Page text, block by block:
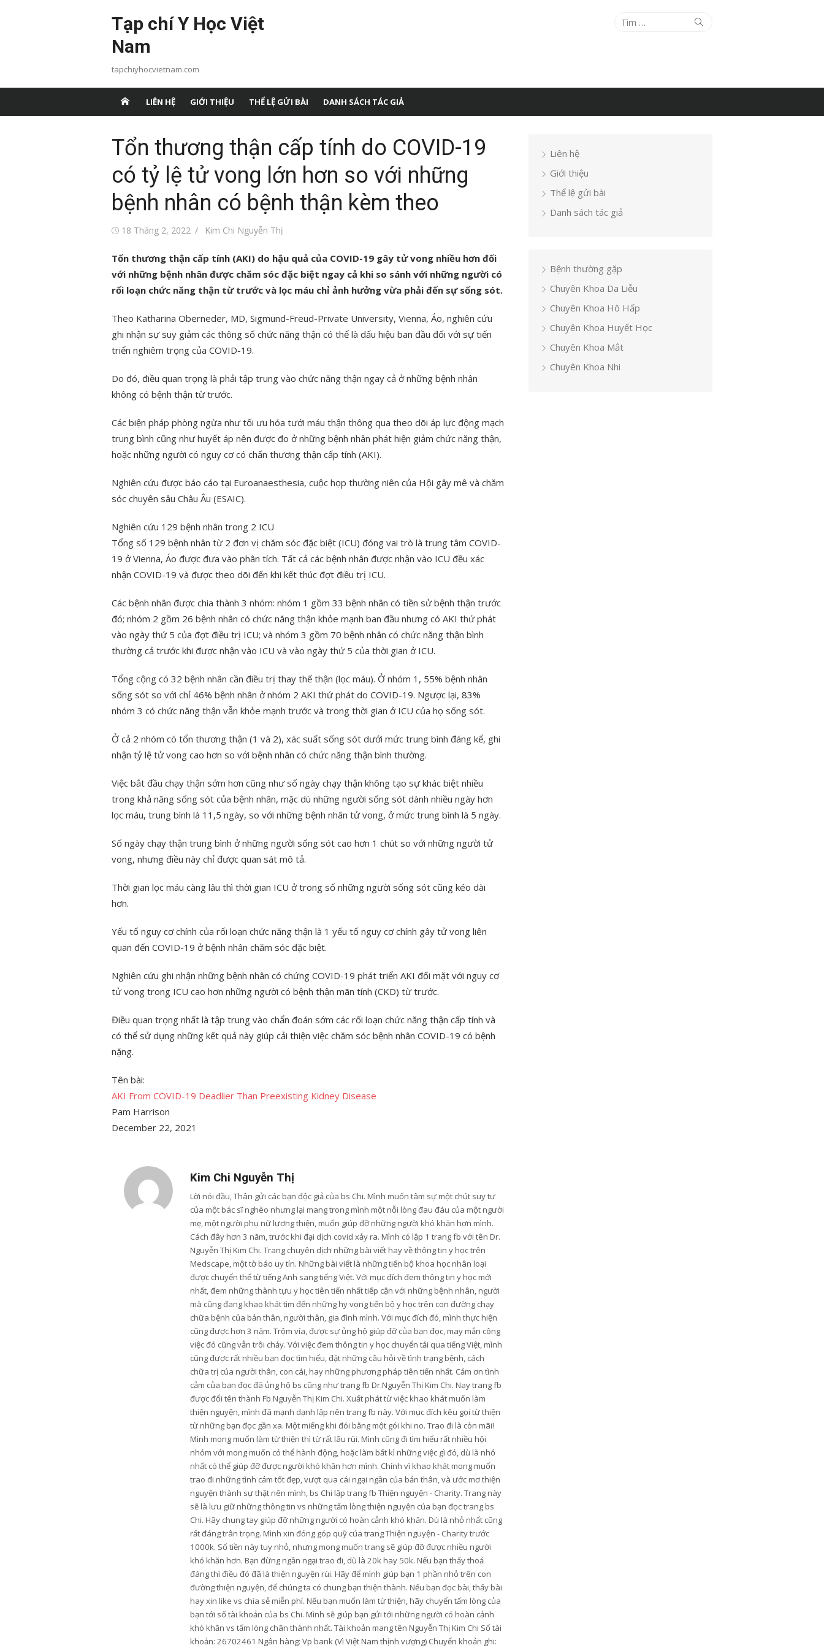
Tạp chí Y Học Việt
Nam
tapchiyhocvietnam.com
Tìm
Tìm
LIÊN HỆ GIỚI THIỆU THỂ LỆ GỬI BÀI DANH SÁCH TÁC GIẢ
Tổn thương thận cấp tính do COVID-19
có tỷ lệ tử vong lớn hơn so với những
bệnh nhân có bệnh thận kèm theo
Đăng18 Tháng 2, 2022
Tác
Kim Chi Nguyễn Thị
Tổn thương thận cấp tính (AKI) do hậu quả của COVID-19 gây tử vong nhiều hơn đối
với những bệnh nhân được chăm sóc đặc biệt ngay cả khi so sánh với những người có
rối loạn chức năng thận từ trước và lọc máu chỉ ảnh hưởng vừa phải đến sự sống sót.
Theo Katharina Oberneder, MD, Sigmund-Freud-Private University, Vienna, Áo, nghiên cứu
ghi nhận sự suy giảm các thông số chức năng thận có thể là dấu hiệu ban đầu đối với sự tiến
triển nghiêm trọng của COVID-19.
Do đó, điều quan trọng là phải tập trung vào chức năng thận ngay cả ở những bệnh nhân
không có bệnh thận từ trước.
Các biện pháp phòng ngừa như tối ưu hóa tưới máu thận thông qua theo dõi áp lực động mạch
trung bình cũng như huyết áp nên được đo ở những bệnh nhân phát hiện giảm chức năng thận,
hoặc những người có nguy cơ có chấn thương thận cấp tính (AKI).
Nghiên cứu được báo cáo tại Euroanaesthesia, cuộc họp thường niên của Hội gây mê và chăm
sóc chuyên sâu Châu Âu (ESAIC).
Nghiên cứu 129 bệnh nhân trong 2 ICU
Tổng số 129 bệnh nhân từ 2 đơn vị chăm sóc đặc biệt (ICU) đóng vai trò là trung tâm COVID-
19 ở Vienna, Áo được đưa vào phân tích. Tất cả các bệnh nhân được nhận vào ICU đều xác
nhận COVID-19 và được theo dõi đến khi kết thúc đợt điều trị ICU.
Các bệnh nhân được chia thành 3 nhóm: nhóm 1 gồm 33 bệnh nhân có tiền sử bệnh thận trước
đó; nhóm 2 gồm 26 bệnh nhân có chức năng thận khỏe mạnh ban đầu nhưng có AKI thứ phát
vào ngày thứ 5 của đợt điều trị ICU; và nhóm 3 gồm 70 bệnh nhân có chức năng thận bình
thường cả trước khi được nhận vào ICU và vào ngày thứ 5 của thời gian ở ICU.
Tổng cộng có 32 bệnh nhân cần điều trị thay thế thận (lọc máu). Ở nhóm 1, 55% bệnh nhân
sống sót so với chỉ 46% bệnh nhân ở nhóm 2 AKI thứ phát do COVID-19. Ngược lại, 83%
nhóm 3 có chức năng thận vẫn khỏe mạnh trước và trong thời gian ở ICU của họ sống sót.
Ở cả 2 nhóm có tổn thương thận (1 và 2), xác suất sống sót dưới mức trung bình đáng kể, ghi
nhận tỷ lệ tử vong cao hơn so với bệnh nhân có chức năng thận bình thường.
Việc bắt đầu chạy thận sớm hơn cũng như số ngày chạy thận không tạo sự khác biệt nhiều
trong khả năng sống sót của bệnh nhân, mặc dù những người sống sót dành nhiều ngày hơn
lọc máu, trung bình là 11,5 ngày, so với những bệnh nhân tử vong, ở mức trung bình là 5 ngày.
Số ngày chạy thận trung bình ở những người sống sót cao hơn 1 chút so với những người tử
vong, nhưng điều này chỉ được quan sát mô tả.
Thời gian lọc máu càng lâu thì thời gian ICU ở trong số những người sống sót cũng kéo dài
hơn.
Yếu tố nguy cơ chính của rối loạn chức năng thận là 1 yếu tố nguy cơ chính gây tử vong liên
quan đến COVID-19 ở bệnh nhân chăm sóc đặc biệt.
Nghiên cứu ghi nhận những bệnh nhân có chứng COVID-19 phát triển AKI đối mặt với nguy cơ
tử vong trong ICU cao hơn những người có bệnh thận mãn tính (CKD) từ trước.
Điều quan trọng nhất là tập trung vào chẩn đoán sớm các rối loạn chức năng thận cấp tính và
có thể sử dụng những kết quả này giúp cải thiện việc chăm sóc bệnh nhân COVID-19 có bệnh
nặng.
Tên bài:
AKI From COVID-19 Deadlier Than Preexisting Kidney Disease
Pam Harrison
December 22, 2021
Kim Chi Nguyễn Thị
Lời nói đầu, Thân gửi các bạn độc giả của bs Chi. Mình muốn tâm sự một chút suy tư
của một bác sĩ nghèo nhưng lại mang trong mình một nỗi lòng đau đáu của một người
mẹ, một người phụ nữ lương thiện, muốn giúp đỡ những người khó khăn hơn mình.
Cách đây hơn 3 năm, trước khi đại dịch covid xảy ra. Mình có lập 1 trang fb với tên Dr.
Nguyễn Thị Kim Chi. Trang chuyên dịch những bài viết hay về thông tin y học trên
Medscape, một tờ báo uy tín. Những bài viết là những tiến bộ khoa học nhân loại
được chuyển thể từ tiếng Anh sang tiếng Việt. Với mục đích đem thông tin y học mới
nhất, đem những thành tựu y học tiên tiến nhất tiếp cận với những bệnh nhân, người
mà cũng đang khao khát tìm đến những hy vọng tiến bộ y học trên con đường chạy
chữa bệnh của bản thân, người thân, gia đình mình. Với mục đích đó, mình thực hiện
cũng được hơn 3 năm. Trộm vía, được sự ủng hộ giúp đỡ của bạn đọc, may mắn công
việc đó cũng vẫn trôi chảy. Với việc đem thông tin y học chuyển tải qua tiếng Việt, mình
cũng được rất nhiều bạn đọc tìm hiểu, đặt những câu hỏi về tình trạng bệnh, cách
chữa trị của người thân, con cái, hay những phương pháp tiên tiến nhất. Cảm ơn tình
cảm của bạn đọc đã ủng hộ bs cũng như trang fb Dr.Nguyễn Thị Kim Chi. Nay trang fb
được đổi tên thành Fb Nguyễn Thị Kim Chi. Xuất phát từ việc khao khát muốn làm
thiện nguyện, mình đã mạnh dạnh lập nên trang fb này. Với mục đích kêu gọi từ thiện
từ những bạn đọc gần xa. Một miếng khi đói bằng một gói khi no. Trao đi là còn mãi!
Mình mong muốn làm từ thiện thì từ rất lâu rùi. Mình cũng đi tìm hiểu rất nhiều hội
nhóm với mong muốn có thể hành động, hoặc làm bất kì những việc gì đó, dù là nhỏ
nhất có thể giúp đỡ được người khó khăn hơn mình. Chính vì khao khát mong muốn
trao đi những tình cảm tốt đẹp, vượt qua cái ngại ngần của bản thân, và ước mơ thiện
nguyện thành sự thật nên mình, bs Chi lập trang fb Thiện nguyện - Charity. Trang này
sẽ là lưu giữ những thông tin vs những tấm lòng thiện nguyện của bạn đọc trang bs
Chi. Hãy chung tay giúp đỡ những người có hoàn cảnh khó khăn. Dù là nhỏ nhất cũng
rất đáng trân trọng. Mình xin đóng góp quỹ của trang Thiện nguyện - Charity trước
1000k. Số tiền này tuy nhỏ, nhưng mong muốn trang sẽ giúp đỡ được nhiều người
khó khăn hơn. Bạn đừng ngần ngại trao đi, dù là 20k hay 50k. Nếu bạn thấy thoả
đáng thì điều đó đã là thiện nguyện rùi. Hãy để mình giúp bạn 1 phần nhỏ trên con
đường thiện nguyện, để chúng ta có chung bạn thiện thành. Nếu bạn đọc bài, thấy bài
hay xin like vs chia sẻ miễn phí. Nếu bạn muốn làm từ thiện, hãy chuyển tấm lòng của
bạn tới số tài khoản của bs Chi. Mình sẽ giúp bạn gửi tới những người có hoàn cảnh
khó khăn vs tấm lòng chân thành nhất. Tài khoản mang tên Nguyễn Thị Kim Chi Số tài
khoản: 26702461 Ngân hàng: Vp bank (Vì Việt Nam thịnh vượng) Chuyển khoản ghi:
Liên hệ
Giới thiệu
Thể lệ gửi bài
Danh sách tác giả
Bệnh thường gặp
Chuyên Khoa Da Liễu
Chuyên Khoa Hô Hấp
Chuyên Khoa Huyết Học
Chuyên Khoa Mắt
Chuyên Khoa Nhi